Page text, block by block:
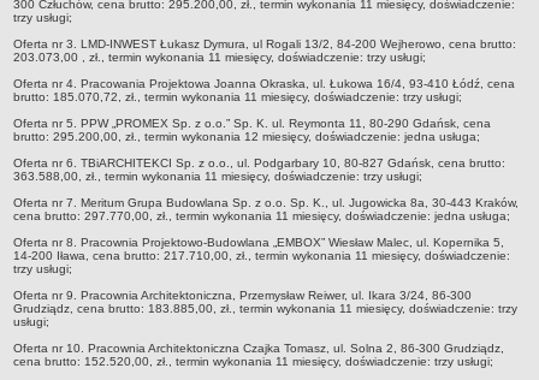
Klauzula informacyjna
Elektroniczna Skrzynka Podawcza
Kontakt
Elektroniczna Skrzynka Podawcza
SPECJALNY OŚRODEK SZKOLNO-WYCHOWAWCZY
Dane Kontaktowe
Statut
Raport o stanie zapewniania dostępności
Elektroniczna Skrzynka Podawcza
ZESPÓŁ SZKÓŁ CKZ
Przetarg nieograniczony
Raport o stanie zapewnienia dostępności podmiotu publicznego
300 Człuchów, cena brutto: 295.200,00, zł., termin wykonania 11 miesięcy, doświadczenie:
trzy usługi;
Oferta nr 3. LMD-INWEST Łukasz Dymura, ul Rogali 13/2, 84-200 Wejherowo, cena brutto:
203.073,00 , zł., termin wykonania 11 miesięcy, doświadczenie: trzy usługi;
Oferta nr 4. Pracowania Projektowa Joanna Okraska, ul. Łukowa 16/4, 93-410 Łódź, cena
brutto: 185.070,72, zł., termin wykonania 11 miesięcy, doświadczenie: trzy usługi;
Oferta nr 5. PPW „PROMEX Sp. z o.o.” Sp. K. ul. Reymonta 11, 80-290 Gdańsk, cena
brutto: 295.200,00, zł., termin wykonania 12 miesięcy, doświadczenie: jedna usługa;
Oferta nr 6. TBiARCHITEKCI Sp. z o.o., ul. Podgarbary 10, 80-827 Gdańsk, cena brutto:
363.588,00, zł., termin wykonania 11 miesięcy, doświadczenie: trzy usługi;
Oferta nr 7. Meritum Grupa Budowlana Sp. z o.o. Sp. K., ul. Jugowicka 8a, 30-443 Kraków,
cena brutto: 297.770,00, zł., termin wykonania 11 miesięcy, doświadczenie: jedna usługa;
Oferta nr 8. Pracownia Projektowo-Budowlana „EMBOX” Wiesław Malec, ul. Kopernika 5,
14-200 Iława, cena brutto: 217.710,00, zł., termin wykonania 11 miesięcy, doświadczenie:
trzy usługi;
Oferta nr 9. Pracownia Architektoniczna, Przemysław Reiwer, ul. Ikara 3/24, 86-300
Grudziądz, cena brutto: 183.885,00, zł., termin wykonania 11 miesięcy, doświadczenie: trzy
usługi;
Oferta nr 10. Pracownia Architektoniczna Czajka Tomasz, ul. Solna 2, 86-300 Grudziądz,
cena brutto: 152.520,00, zł., termin wykonania 11 miesięcy, doświadczenie: trzy usługi;